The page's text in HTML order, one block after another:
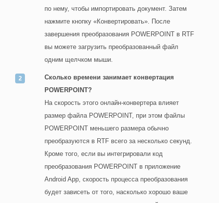
по нему, чтобы импортировать документ. Затем
нажмите кнопку «Конвертировать». После
завершения преобразования POWERPOINT в RTF
вы можете загрузить преобразованный файл
одним щелчком мыши.
Сколько времени занимает конвертация
POWERPOINT?
На скорость этого онлайн-конвертера влияет
размер файла POWERPOINT, при этом файлы
POWERPOINT меньшего размера обычно
преобразуются в RTF всего за несколько секунд.
Кроме того, если вы интегрировали код
преобразования POWERPOINT в приложение
Android App, скорость процесса преобразования
будет зависеть от того, насколько хорошо ваше